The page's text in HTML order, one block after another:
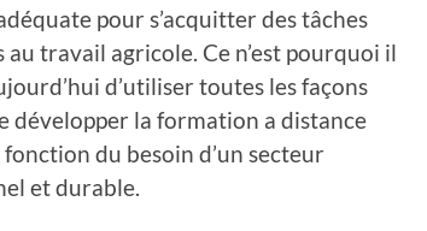
pour s’acquitter des tâches
au travail agricole. Ce n’est pourquoi il
d’utiliser toutes les façons
développer la formation a distance
du besoin d’un secteur
et durable.